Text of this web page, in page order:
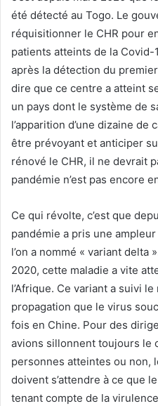
été détecté au Togo. Le
réquisitionner le CHR pour
patients atteints de la Covid-
après la détection du
dire que ce centre a atteint
un pays dont le système de
l’apparition d’une dizaine
être prévoyant et anticiper
rénové le CHR, il ne devrait
pandémie n’est pas encore
Ce qui révolte, c’est que
pandémie a pris une
l’on a nommé « variant delta
2020, cette maladie a vite
l’Afrique. Ce variant a suivi
propagation que le virus
fois en Chine. Pour des
avions sillonnent toujours le
personnes atteintes ou non,
doivent s’attendre à ce que
tenant compte de la